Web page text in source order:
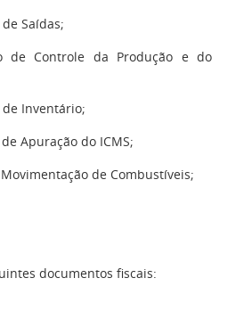
Saídas;
de Controle da Produção e do
de Inventário;
Apuração do ICMS;
de Combustíveis;
documentos fiscais: